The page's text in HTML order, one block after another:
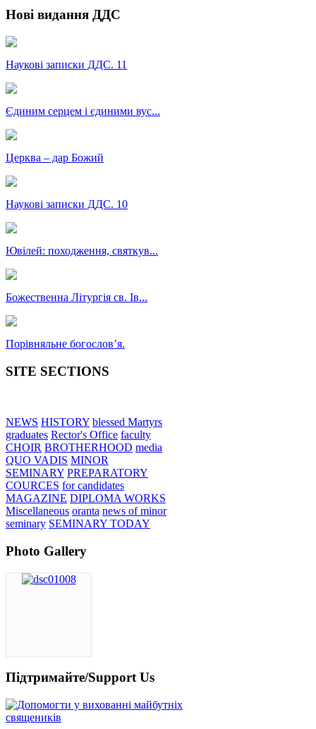
Нові видання ДДС
Наукові записки ДДС. 11
Єдиним серцем і єдиними вус...
Церква – дар Божий
Наукові записки ДДС. 10
Ювілей: походження, святкув...
Божественна Літургія св. Ів...
Порівняльне богословʼя.
SITE SECTIONS
NEWS HISTORY blessed Martyrs
graduates Rector's Office faculty
CHOIR BROTHERHOOD media
QUO VADIS MINOR
SEMINARY PREPARATORY
COURCES for candidates
MAGAZINE DIPLOMA WORKS
Miscellaneous oranta news of minor
seminary SEMINARY TODAY
Photo Gallery
Підтримайте/Support Us